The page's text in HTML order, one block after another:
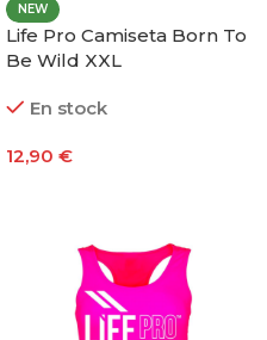
NEW
Life Pro Camiseta Born To
Be Wild XXL
En stock
12,90 €